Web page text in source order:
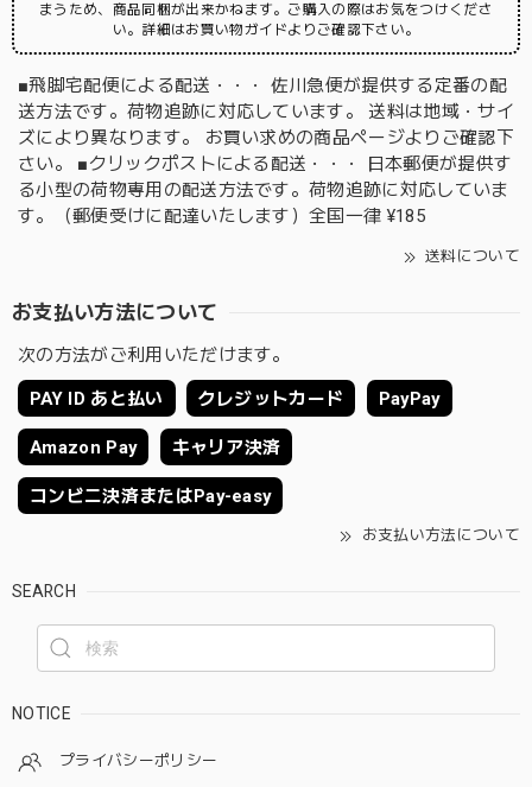
まうため、商品同梱が出来かねます。ご購入の際はお気をつけくださ
い。詳細はお買い物ガイドよりご確認下さい。
■飛脚宅配便による配送・・・ 佐川急便が提供する定番の配
送方法です。荷物追跡に対応しています。 送料は地域・サイ
ズにより異なります。 お買い求めの商品ページよりご確認下
さい。 ■クリックポストによる配送・・・ 日本郵便が提供す
る小型の荷物専用の配送方法です。荷物追跡に対応していま
す。（郵便受けに配達いたします）全国一律 ¥185
送料について
お支払い方法について
次の方法がご利用いただけます。
PAY ID あと払い クレジットカード PayPay
Amazon Pay キャリア決済
コンビニ決済またはPay-easy
お支払い方法について
SEARCH
NOTICE
プライバシーポリシー